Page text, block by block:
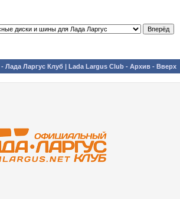
- Лада Ларгус Клуб | Lada Largus Club - Архив - Вверх